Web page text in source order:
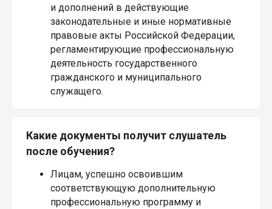
и дополнений в действующие
законодательные и иные нормативные
правовые акты Российской Федерации,
регламентирующие профессиональную
деятельность государственного
гражданского и муниципального
служащего.
Какие документы получит слушатель
после обучения?
Лицам, успешно освоившим
соответствующую дополнительную
профессиональную программу и